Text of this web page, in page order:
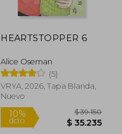
HEARTSTOPPER 6
Alice Oseman
(5)
VRYA, 2026, Tapa Blanda,
Nuevo